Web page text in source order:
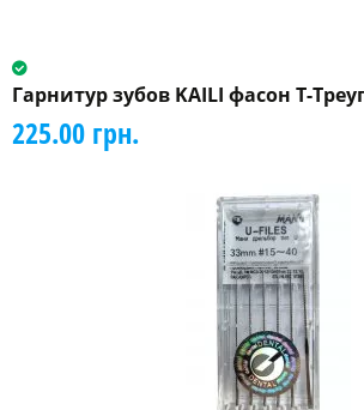
Гарнитур зубов KAILI фасон Т-
225.00 грн.